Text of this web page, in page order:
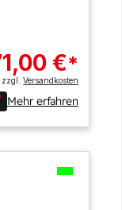
€*
zzgl.Versandkosten
Mehr erfahren